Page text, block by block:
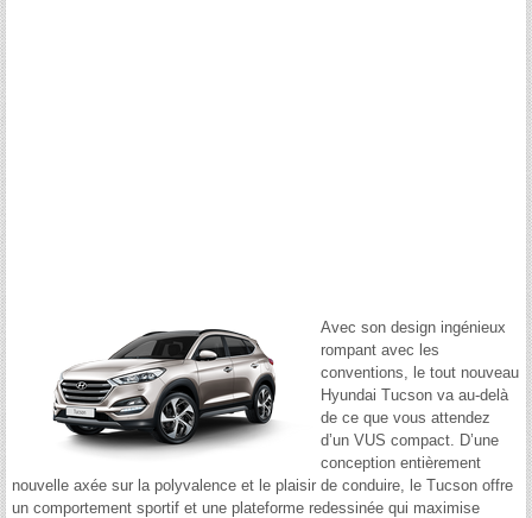
Avec son design ingénieux
rompant avec les
conventions, le tout nouveau
Hyundai Tucson va au-delà
de ce que vous attendez
d’un VUS compact. D’une
conception entièrement
nouvelle axée sur la polyvalence et le plaisir de conduire, le Tucson offre
un comportement sportif et une plateforme redessinée qui maximise